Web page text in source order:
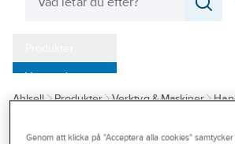
Varumärken
Kampanjer
Outlet
Ahlsell Produkter Verktyg & Maskiner
Genom att klicka på "Acceptera alla cookies"